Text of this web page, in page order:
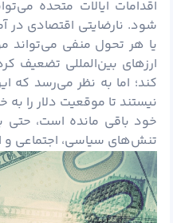
اقدامات ایالات متحده
شود. نارضایتی اقتصادی در
یا هر تحول منفی می‌تواند
ارزهای بین‌المللی تضعیف
کند؛ اما به نظر می‌رسد که
نیستند تا موقعیت دلار را به
خود باقی مانده است، حتی
تنش‌های سیاسی، اجتماعی و